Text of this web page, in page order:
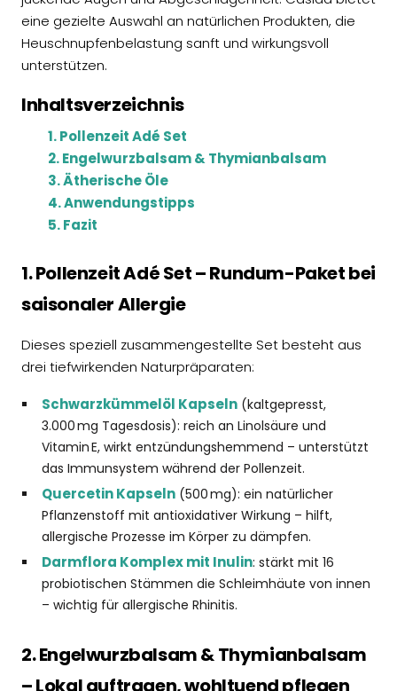
eine gezielte Auswahl an natürlichen Produkten, die
Heuschnupfenbelastung sanft und wirkungsvoll
unterstützen.
Inhaltsverzeichnis
1. Pollenzeit Adé Set
2. Engelwurzbalsam & Thymianbalsam
3. Ätherische Öle
4. Anwendungstipps
5. Fazit
1. Pollenzeit Adé Set – Rundum-Paket bei
saisonaler Allergie
Dieses speziell zusammengestellte Set besteht aus
drei tiefwirkenden Naturpräparaten:
Schwarzkümmelöl Kapseln(kaltgepresst,
3.000 mg Tagesdosis): reich an Linolsäure und
Vitamin E, wirkt entzündungshemmend – unterstützt
das Immunsystem während der Pollenzeit.
Quercetin Kapseln(500 mg): ein natürlicher
Pflanzenstoff mit antioxidativer Wirkung – hilft,
allergische Prozesse im Körper zu dämpfen.
Darmflora Komplex mit Inulin: stärkt mit 16
probiotischen Stämmen die Schleimhäute von innen
– wichtig für allergische Rhinitis.
2. Engelwurzbalsam & Thymianbalsam
– Lokal auftragen, wohltuend pflegen